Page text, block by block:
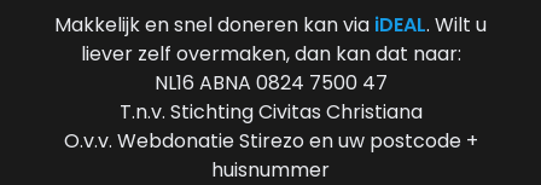
Makkelijk en snel doneren kan via iDEAL. Wilt u
liever zelf overmaken, dan kan dat naar:
NL16 ABNA 0824 7500 47
T.n.v. Stichting Civitas Christiana
O.v.v. Webdonatie Stirezo en uw postcode +
huisnummer